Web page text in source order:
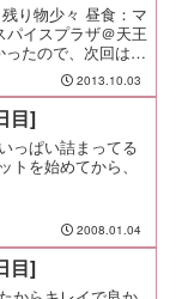
り物少々 昼食：マ
パイスプラザ＠天王
たので、次回は3
： 間食： 運動：
2013.10.03
目]
っぱい詰まってる
トを始めてから、
2008.01.04
目]